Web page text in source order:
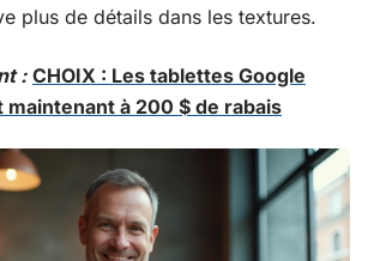
plus de détails dans les textures.
: CHOIX : Les tablettes Google
maintenant à 200 $ de rabais